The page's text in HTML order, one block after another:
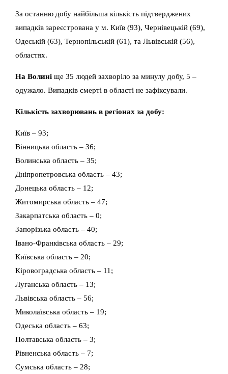
За останню добу найбільша кількість підтверджених
випадків зареєстрована у м. Київ (93), Чернівецькій (69),
Одеській (63), Тернопільській (61), та Львівській (56),
областях.
На Волині ще 35 людей захворіло за минулу добу, 5 –
одужало. Випадків смерті в області не зафіксували.
Кількість захворювань в регіонах за добу:
Київ – 93;
Вінницька область – 36;
Волинська область – 35;
Дніпропетровська область – 43;
Донецька область – 12;
Житомирська область – 47;
Закарпатська область – 0;
Запорізька область – 40;
Івано-Франківська область – 29;
Київська область – 20;
Кіровоградська область – 11;
Луганська область – 13;
Львівська область – 56;
Миколаївська область – 19;
Одеська область – 63;
Полтавська область – 3;
Рівненська область – 7;
Сумська область – 28;